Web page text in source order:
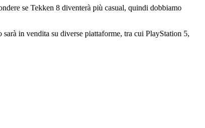
se Tekken 8 diventerà più casual, quindi dobbiamo
in vendita su diverse piattaforme, tra cui PlayStation 5,